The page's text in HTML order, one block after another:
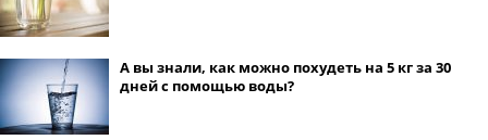
А вы знали, как можно похудеть на 5 кг за 30
дней с помощью воды?